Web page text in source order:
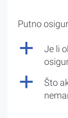
Putno
a
Je li
a
Što